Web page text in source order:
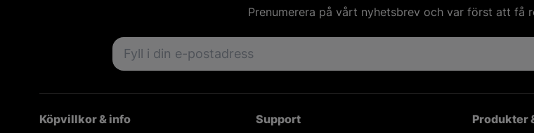
Prenumerera på vårt nyhetsbrev och var först att få
Email address
Köpvillkor & info Support Produkter